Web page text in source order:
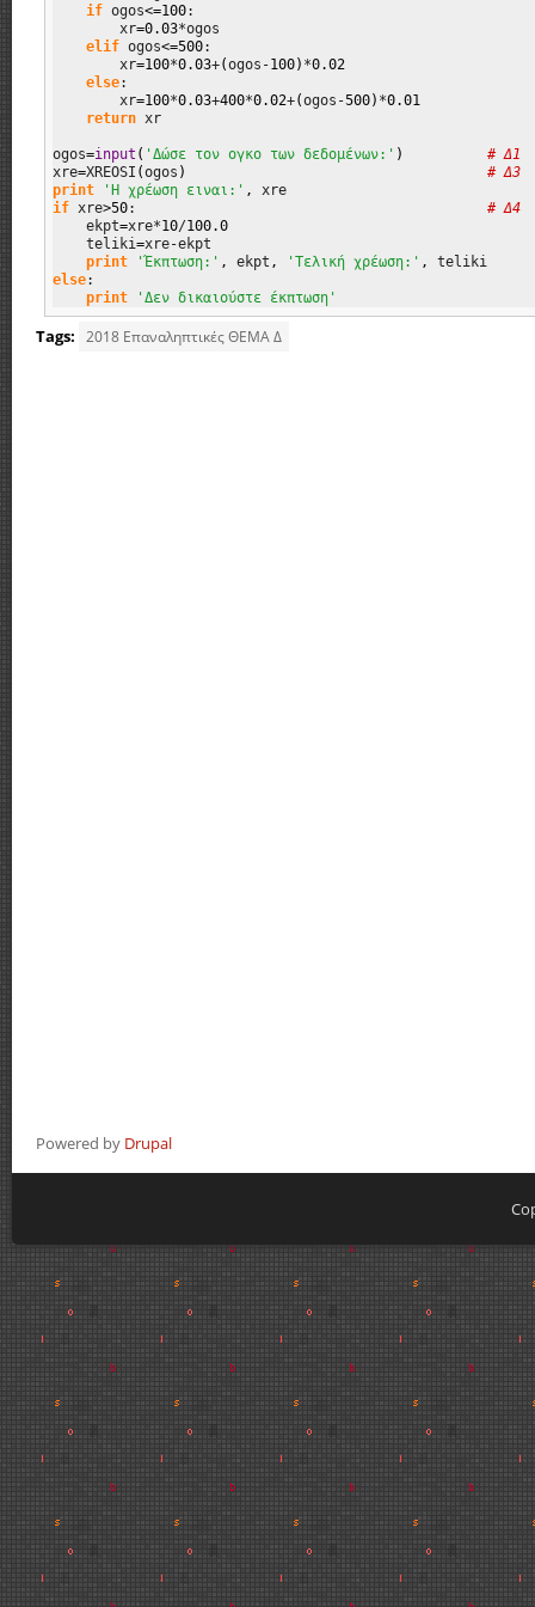
if ogos<=100:
        xr
=0.03*ogos
elif ogos<=500:
        xr
=100*0.03+(ogos-100) *0.02
else:
        xr
=100*0.03+400*0.02+(ogos-500) *0.01
return xr
ogos=input ( 'Δώσε τον ογκο των δεδομένων:' )
# Δ1
xre=XREOSI (ogos )
# Δ3
print
'H χρέωση ειναι:' ,
if xre>50: # Δ4
    ekpt
=xre*10/100.0
    teliki
=xre-ekpt
print
'Έκπτωση:' , ekpt , 'Τελική χρέωση:' ,
else:
print
'Δεν δικαιούστε έκπτωση'
Tags: 2018 Επαναληπτικές ΘΕΜΑ Δ
Powered by Drupal